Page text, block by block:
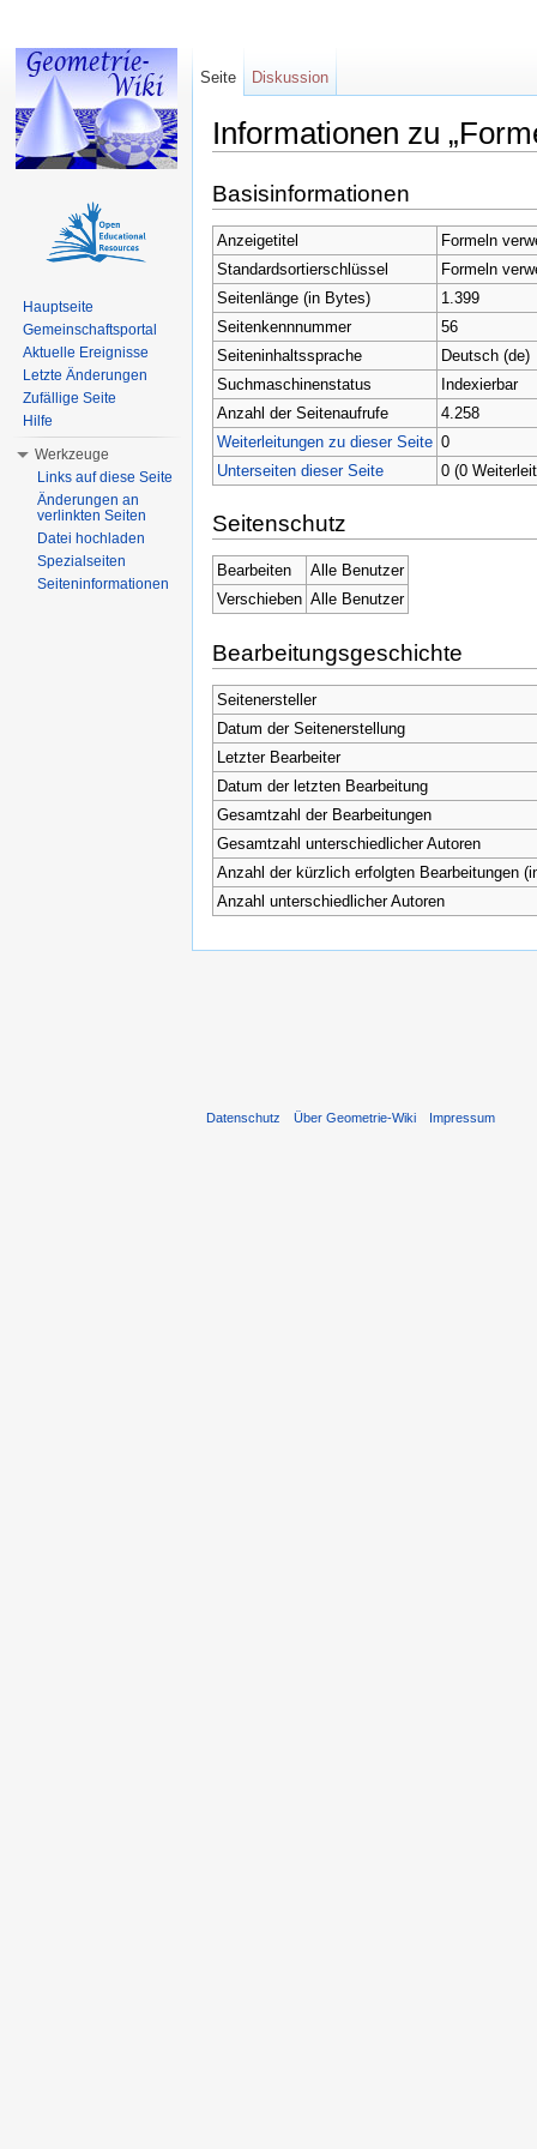
Informationen zu
Basisinformationen
Anzeigetitel
Formeln
Standardsortierschlüssel
Formeln
Seitenlänge (in Bytes)
1.399
Seitenkennnummer
56
Seiteninhaltssprache
Deutsch (de)
Suchmaschinenstatus
Indexierbar
Anzahl der Seitenaufrufe
4.258
Weiterleitungen zu dieser Seite 0
Unterseiten dieser Seite
0 (0
Seitenschutz
Bearbeiten
Alle Benutzer
Verschieben Alle Benutzer
Bearbeitungsgeschichte
Seitenersteller
Datum der Seitenerstellung
Letzter Bearbeiter
Datum der letzten Bearbeitung
Gesamtzahl der Bearbeitungen
Gesamtzahl unterschiedlicher Autoren
Anzahl der kürzlich erfolgten Bearbeitungen
Anzahl unterschiedlicher Autoren
Seite Diskussion
Hauptseite
Gemeinschaftsportal
Aktuelle Ereignisse
Letzte Änderungen
Zufällige Seite
Hilfe
Werkzeuge
Links auf diese Seite
Änderungen an
verlinkten Seiten
Datei hochladen
Spezialseiten
Seiteninformationen
Datenschutz Über Geometrie-Wiki Impressum